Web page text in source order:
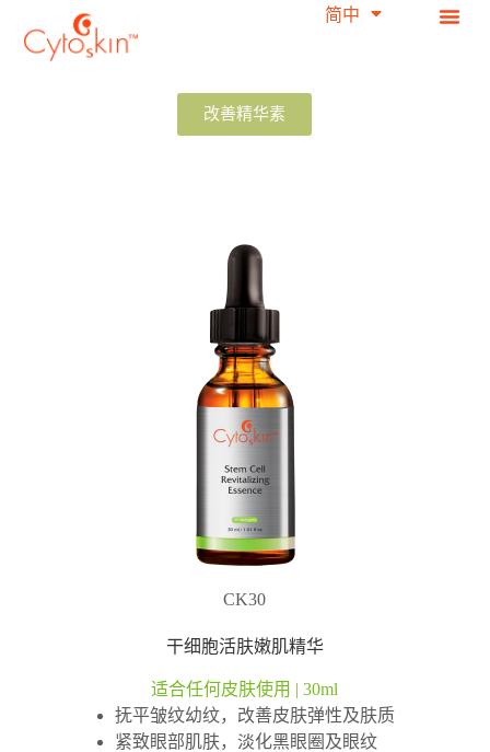
跳
过
简中
繁中
改善精华素
CK30
干细胞活肤嫩肌精华
适合任何皮肤使用 | 30ml
抚平皱纹幼纹，改善皮肤弹性及肤质
紧致眼部肌肤，淡化黑眼圈及眼纹